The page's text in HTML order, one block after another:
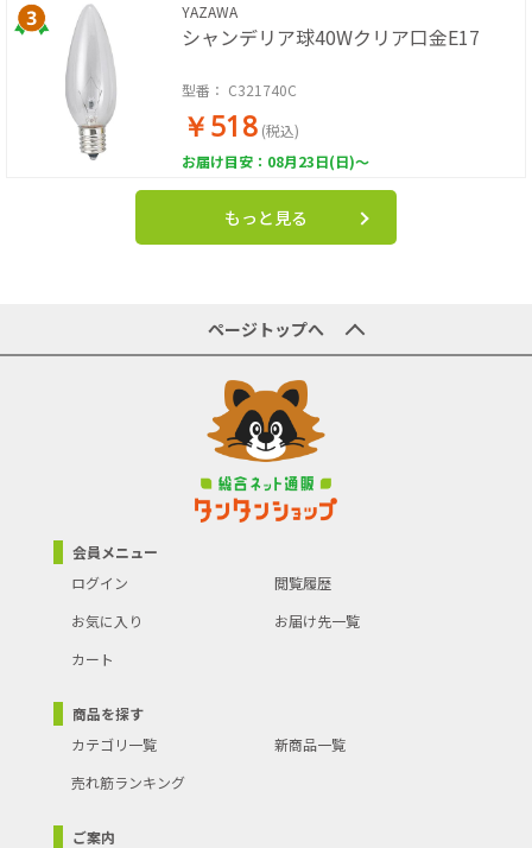
YAZAWA
シャンデリア球40Wクリア口金E17
型番： C321740C
￥518 (税込)
お届け目安：08月23日(日)～
もっと見る
ページトップへ
会員メニュー
ログイン
閲覧履歴
お気に入り
お届け先一覧
カート
商品を探す
カテゴリ一覧
新商品一覧
売れ筋ランキング
ご案内